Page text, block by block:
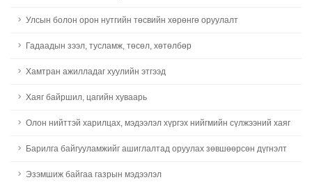
Улсын болон орон нутгийн төсвийн хөрөнгө оруулалт
Гадаадын зээл, тусламж, төсөл, хөтөлбөр
Хамтран ажилладаг хуулийн этгээд
Хаяг байршил, цагийн хуваарь
Олон нийттэй харилцах, мэдээлэл хүргэх нийгмийн сүлжээний хаяг
Барилга байгууламжийг ашиглалтад оруулах зөвшөөрсөн дүгнэлт
Эзэмшиж байгаа газрын мэдээлэл